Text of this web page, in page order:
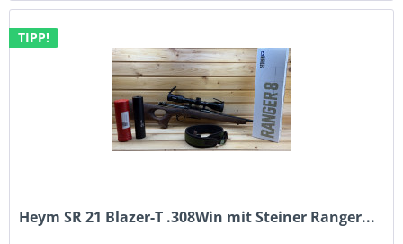
TIPP!
Heym SR 21 Blazer-T .308Win mit Steiner Ranger...